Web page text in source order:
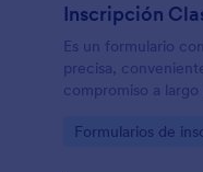
Inscripción
Es un formulario
precisa,
compromiso a largo
Go to Category:
Formularios de